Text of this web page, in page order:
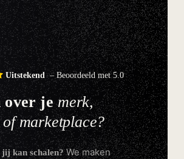
Uitstekend– Beoordeeld met 5.0
over jemerk,
of marketplace?
jij kan schalen?We maken